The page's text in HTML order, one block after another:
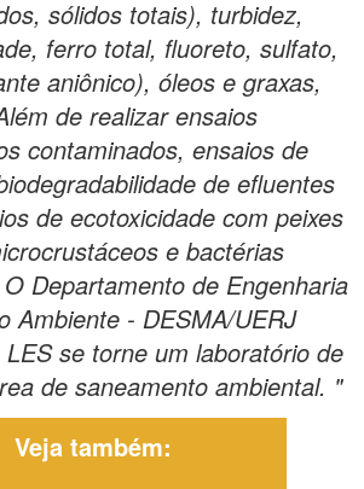
sólidos totais), turbidez,
ferro total, fluoreto, sulfato,
aniônico), óleos e graxas,
de realizar ensaios
contaminados, ensaios de
de efluentes
de ecotoxicidade com peixes
e bactérias
Departamento de Engenharia
Ambiente - DESMA/UERJ
se torne um laboratório de
de saneamento ambiental. "
Veja também: